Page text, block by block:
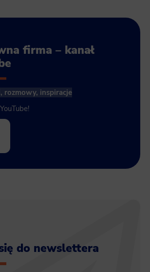
firma – kanał
rozmowy, inspiracje
do newslettera